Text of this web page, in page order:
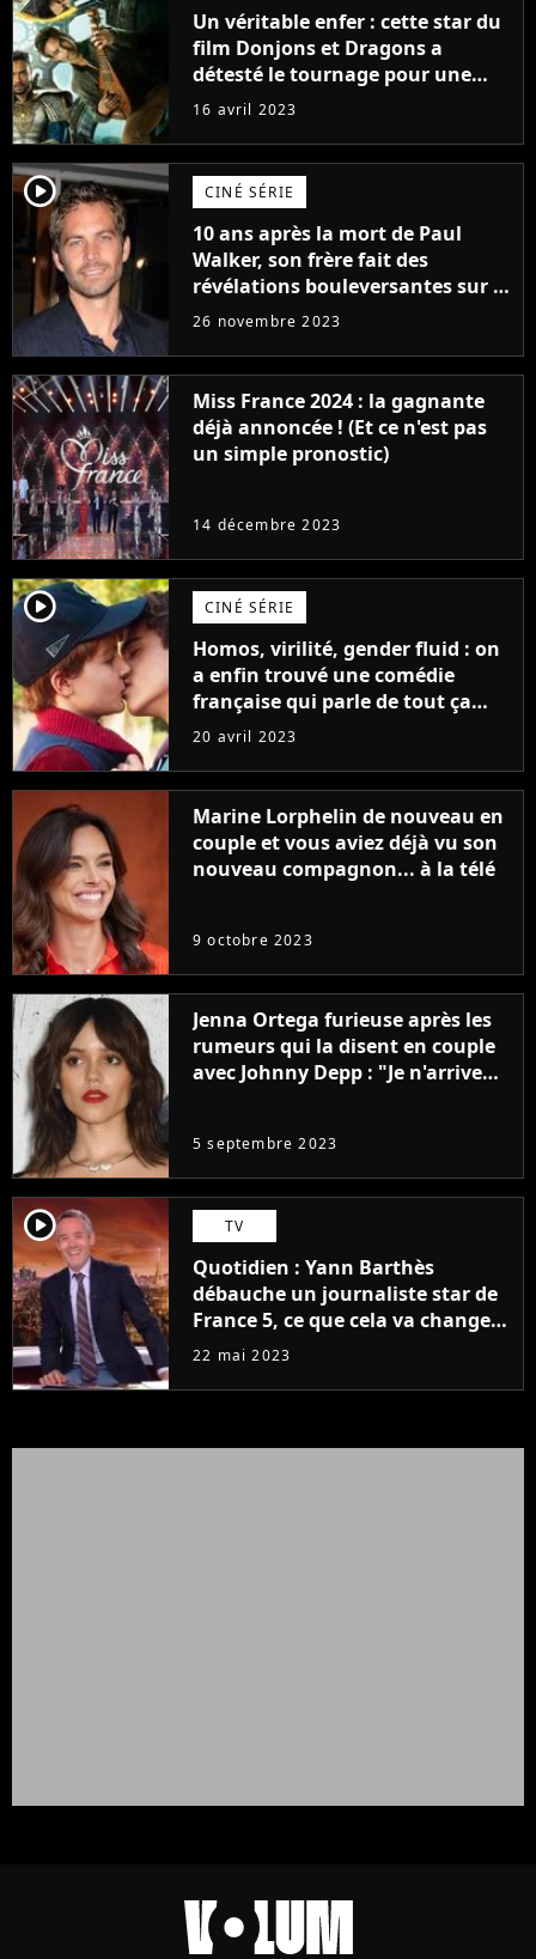
Un véritable enfer : cette star du
film Donjons et Dragons a
détesté le tournage pour une
raison très spéciale
16 avril 2023
player2 CINÉ SÉRIE
10 ans après la mort de Paul
Walker, son frère fait des
révélations bouleversantes sur la
réaction des acteurs de Fast and
26 novembre 2023
Miss France 2024 : la gagnante
déjà annoncée ! (Et ce n'est pas
un simple pronostic)
14 décembre 2023
player2 CINÉ SÉRIE
Homos, virilité, gender fluid : on
a enfin trouvé une comédie
française qui parle de tout ça
sans être super ringarde
20 avril 2023
Marine Lorphelin de nouveau en
couple et vous aviez déjà vu son
nouveau compagnon... à la télé
9 octobre 2023
Jenna Ortega furieuse après les
rumeurs qui la disent en couple
avec Johnny Depp : "Je n'arrive
5 septembre 2023
player2 TV
Quotidien : Yann Barthès
débauche un journaliste star de
France 5, ce que cela va changer
à la rentrée
22 mai 2023